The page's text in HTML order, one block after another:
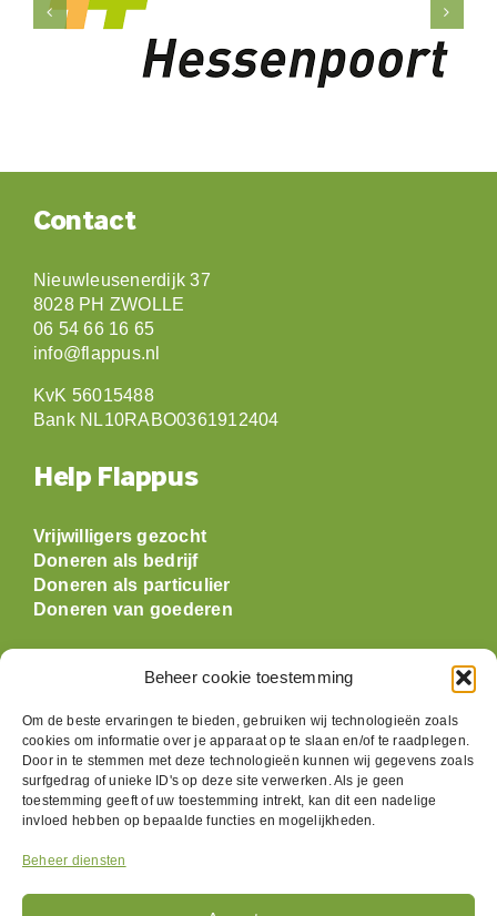
Beheer cookie toestemming
Om de beste ervaringen te bieden, gebruiken wij technologieën zoals
cookies om informatie over je apparaat op te slaan en/of te raadplegen.
Door in te stemmen met deze technologieën kunnen wij gegevens zoals
surfgedrag of unieke ID's op deze site verwerken. Als je geen
toestemming geeft of uw toestemming intrekt, kan dit een nadelige
invloed hebben op bepaalde functies en mogelijkheden.
Beheer diensten
Nieuwleusenerdijk 37
8028 PH ZWOLLE
06 54 66 16 65
KvK 56015488
Vrijwilligers gezocht
Doneren als bedrijf
Doneren als particulier
Openingstijden
Maandag: gesloten
Dinsdag:09:30 t/m 17:00
Woensdag:09:30 t/m 17:00
Donderdag:09:30 t/m 17:00
Zaterdag:09:30 t/m 17:00
Zondag: gesloten